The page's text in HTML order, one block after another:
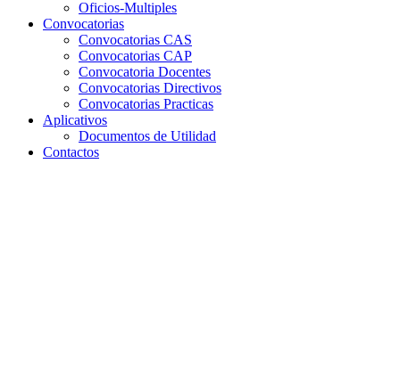
Oficios-Multiples
Convocatorias
Convocatorias CAS
Convocatorias CAP
Convocatoria Docentes
Convocatorias Directivos
Convocatorias Practicas
Aplicativos
Documentos de Utilidad
Contactos